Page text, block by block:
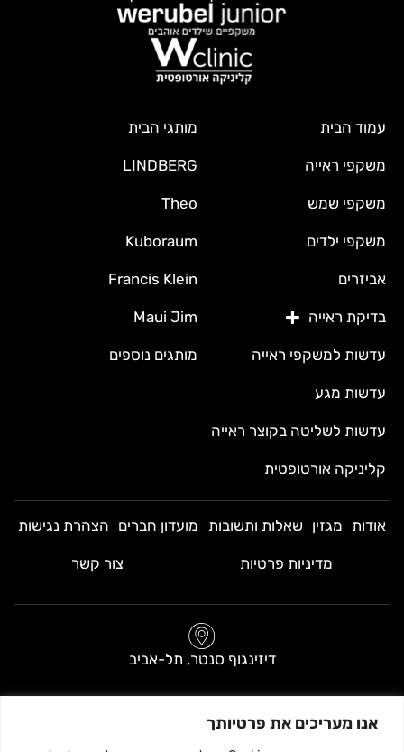
אנו מעריכים את פרטיותך
עמוד הבית
משקפי ראייה
משקפי שמש
משקפי ילדים
אביזרים
בדיקת ראייה
עדשות למשקפי ראייה
עדשות מגע
עדשות לשליטה בקוצר ראייה
קליניקה אורטופטית
מותגי הבית
LINDBERG
Theo
Kuboraum
Francis Klein
Maui Jim
מותגים נוספים
אודות מגזין שאלות ותשובות מועדון חברים הצהרת נגישות
מדיניות פרטיות צור קשר
דיזינגוף סנטר, תל-אביב